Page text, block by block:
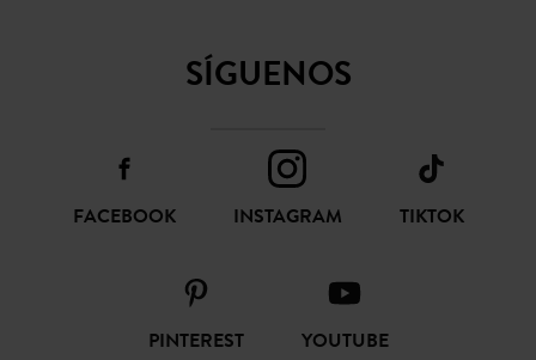
SÍGUENOS
FACEBOOK INSTAGRAM TIKTOK
PINTEREST YOUTUBE